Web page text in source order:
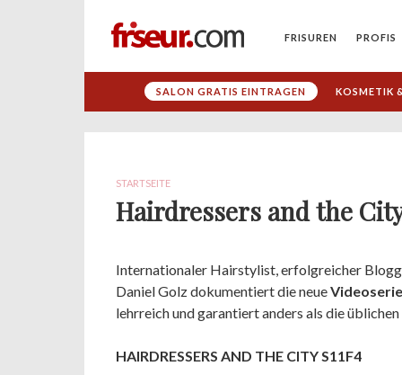
FRISUREN PROFIS
SALON GRATIS EINTRAGEN KOSMETIK
STARTSEITE
Hairdressers and the City
Internationaler Hairstylist, erfolgreicher
Daniel Golz dokumentiert die neue
lehrreich und garantiert anders als die
HAIRDRESSERS AND THE CITY S11F4